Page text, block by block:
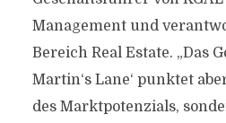
Management und
Bereich Real Estate. „Das
Martin‘s Lane‘ punktet
des Marktpotenzials,